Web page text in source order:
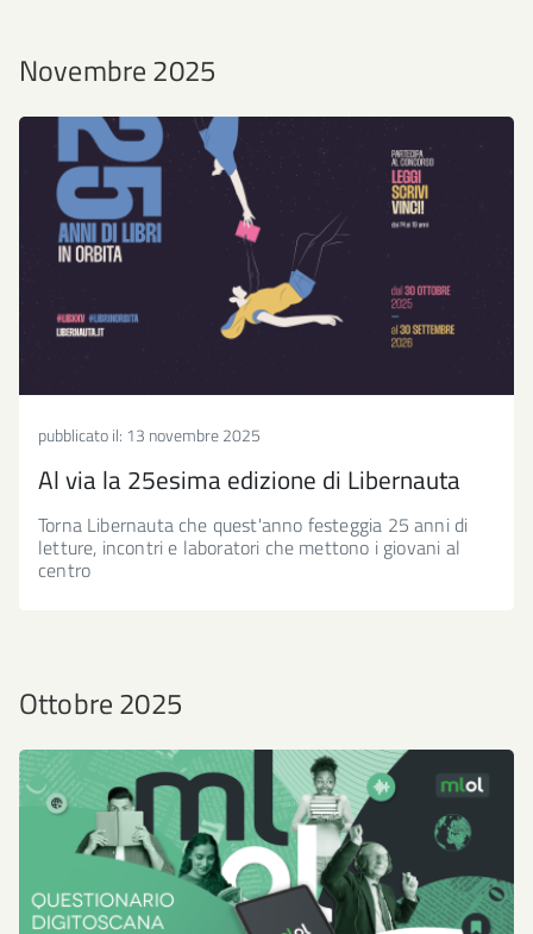
Novembre 2025
pubblicato il: 13 novembre 2025
Al via la 25esima edizione di Libernauta
Torna Libernauta che quest'anno festeggia 25 anni di
letture, incontri e laboratori che mettono i giovani al
centro
Ottobre 2025